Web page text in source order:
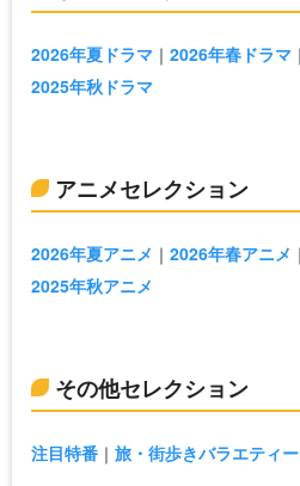
2026年夏ドラマ 2026年春ドラマ
2025年秋ドラマ
アニメセレクション
2026年夏アニメ 2026年春アニメ
2025年秋アニメ
その他セレクション
注目特番 旅・街歩きバラエティー